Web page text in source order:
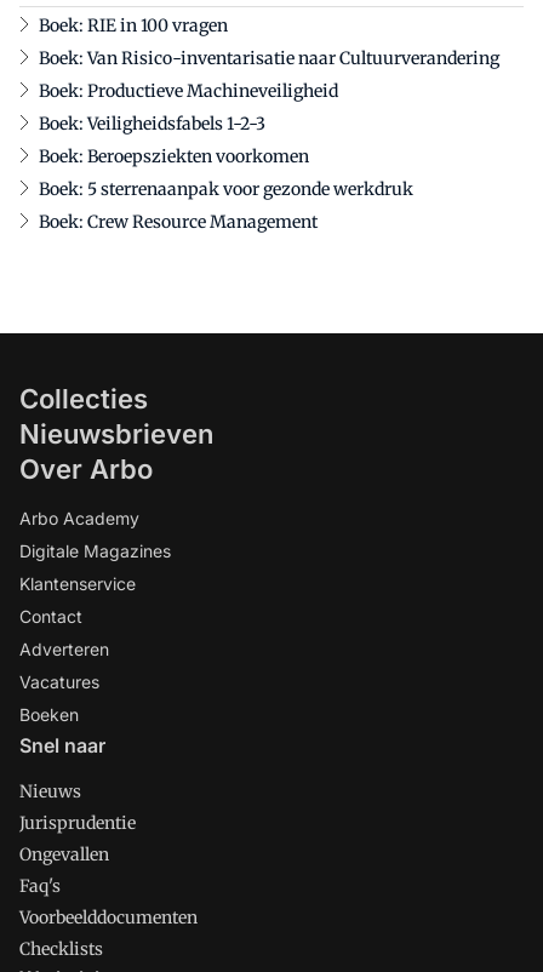
Boek: RIE in 100 vragen
Boek: Van Risico-inventarisatie naar Cultuurverandering
Boek: Productieve Machineveiligheid
Boek: Veiligheidsfabels 1-2-3
Boek: Beroepsziekten voorkomen
Boek: 5 sterrenaanpak voor gezonde werkdruk
Boek: Crew Resource Management
Collecties
Nieuwsbrieven
Over Arbo
Arbo Academy
Digitale Magazines
Klantenservice
Contact
Adverteren
Vacatures
Boeken
Snel naar
Nieuws
Jurisprudentie
Ongevallen
Faq's
Voorbeelddocumenten
Checklists